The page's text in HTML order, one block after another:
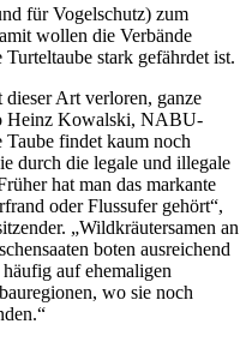
für Vogelschutz) zum
wollen die Verbände
stark gefährdet ist.
Art verloren, ganze
Heinz Kowalski, NABU-
findet kaum noch
durch die legale und illegale
hat man das markante
oder Flussufer gehört“,
„Wildkräutersamen an
boten ausreichend
auf ehemaligen
wo sie noch